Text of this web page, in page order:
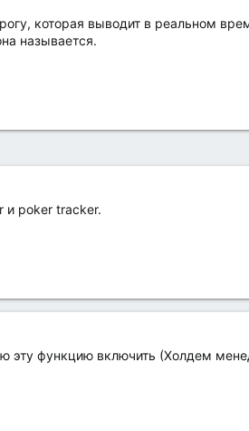
которая выводит в реальном
называется.
и poker tracker.
функцию включить (Холдем